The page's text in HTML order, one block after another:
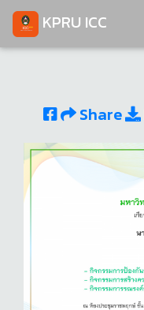
KPRU ICC
Share